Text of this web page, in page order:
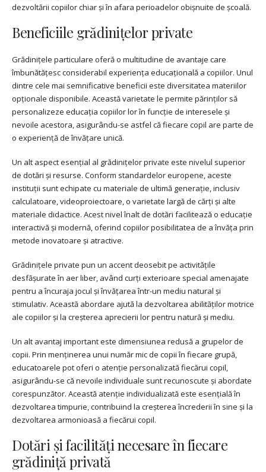
dezvoltării copiilor chiar și în afara perioadelor obișnuite de școală.
Beneficiile grădinițelor private
Grădinițele particulare oferă o multitudine de avantaje care
îmbunătățesc considerabil experiența educațională a copiilor. Unul
dintre cele mai semnificative beneficii este diversitatea materiilor
opționale disponibile. Această varietate le permite părinților să
personalizeze educația copiilor lor în funcție de interesele și
nevoile acestora, asigurându-se astfel că fiecare copil are parte de
o experiență de învățare unică.
Un alt aspect esențial al grădinițelor private este nivelul superior
de dotări și resurse. Conform standardelor europene, aceste
instituții sunt echipate cu materiale de ultimă generație, inclusiv
calculatoare, videoproiectoare, o varietate largă de cărți și alte
materiale didactice. Acest nivel înalt de dotări facilitează o educație
interactivă și modernă, oferind copiilor posibilitatea de a învăța prin
metode inovatoare și atractive.
Grădinițele private pun un accent deosebit pe activitățile
desfășurate în aer liber, având curți exterioare special amenajate
pentru a încuraja jocul și învățarea într-un mediu natural și
stimulativ. Această abordare ajută la dezvoltarea abilităților motrice
ale copiilor și la creșterea aprecierii lor pentru natură și mediu.
Un alt avantaj important este dimensiunea redusă a grupelor de
copii. Prin menținerea unui număr mic de copii în fiecare grupă,
educatoarele pot oferi o atenție personalizată fiecărui copil,
asigurându-se că nevoile individuale sunt recunoscute și abordate
corespunzător. Această atenție individualizată este esențială în
dezvoltarea timpurie, contribuind la creșterea încrederii în sine și la
dezvoltarea armonioasă a fiecărui copil.
Dotări și facilități necesare în fiecare
grădiniță privată